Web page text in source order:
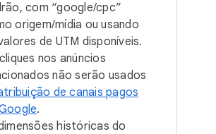
com “google/cpc”
origem/mídia ou usando
de UTM disponíveis.
nos anúncios
não serão usados
de canais pagos
.
históricas do